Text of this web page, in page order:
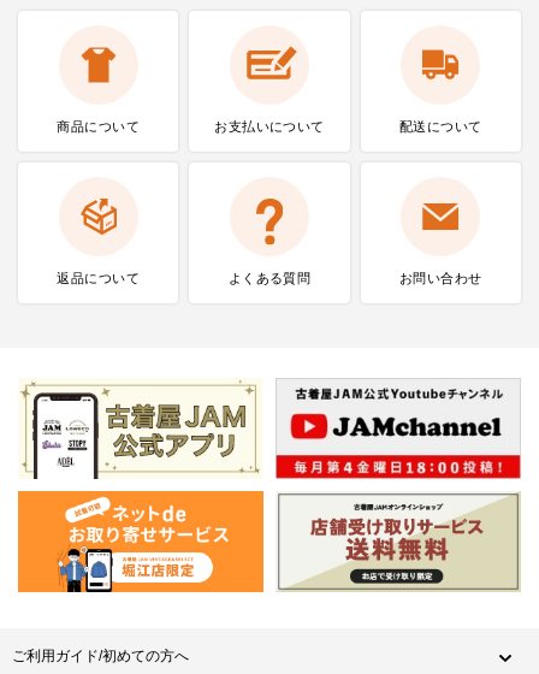
商品について お支払いについて 配送について
返品について よくある質問 お問い合わせ
ご利用ガイド/初めての方へ